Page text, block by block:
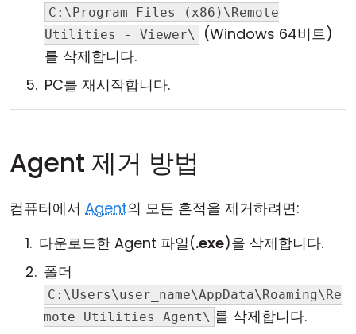
C:\Program Files (x86)\Remote
Utilities - Viewer\
(Windows 64비트)
를 삭제합니다.
PC를 재시작합니다.
Agent 제거 방법
컴퓨터에서 Agent의 모든 흔적을 제거하려면:
다운로드한 Agent 파일(.exe)을 삭제합니다.
폴더
C:\Users\user_name\AppData\Roaming\Re
mote Utilities Agent\ 를 삭제합니다.